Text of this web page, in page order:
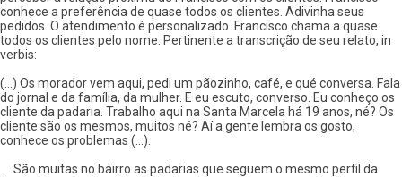
conhece a preferência de quase todos os clientes. Adivinha seus
pedidos. O atendimento é personalizado. Francisco chama a quase
todos os clientes pelo nome. Pertinente a transcrição de seu relato, in
verbis:
(...) Os morador vem aqui, pedi um pãozinho, café, e qué conversa. Fala
do jornal e da família, da mulher. E eu escuto, converso. Eu conheço os
cliente da padaria. Trabalho aqui na Santa Marcela há 19 anos, né? Os
cliente são os mesmos, muitos né? Aí a gente lembra os gosto,
conhece os problemas (...).
São muitas no bairro as padarias que seguem o mesmo perfil da